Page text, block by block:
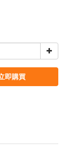
即購買